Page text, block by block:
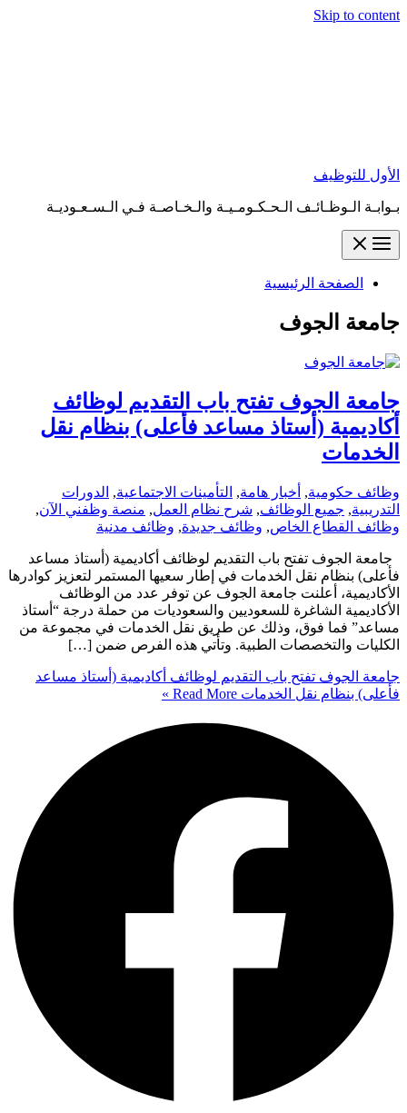
Skip to content
الأول للتوظيف
بـوابـة الـوظـائـف الـحـكـومـيـة والـخـاصـة فـي الـسـعـوديـة
الصفحة الرئيسية
جامعة الجوف
جامعة الجوف تفتح باب التقديم لوظائف
أكاديمية (أستاذ مساعد فأعلى) بنظام نقل
الخدمات
وظائف حكومية, أخبار هامة, التأمينات الاجتماعية, الدورات
التدريبية, جميع الوظائف, شرح نظام العمل, منصة وظفني الآن,
وظائف القطاع الخاص, وظائف جديدة, وظائف مدنية
جامعة الجوف تفتح باب التقديم لوظائف أكاديمية (أستاذ مساعد
فأعلى) بنظام نقل الخدمات في إطار سعيها المستمر لتعزيز كوادرها
الأكاديمية، أعلنت جامعة الجوف عن توفر عدد من الوظائف
الأكاديمية الشاغرة للسعوديين والسعوديات من حملة درجة “أستاذ
مساعد” فما فوق، وذلك عن طريق نقل الخدمات في مجموعة من
الكليات والتخصصات الطبية. وتأتي هذه الفرص ضمن […]
جامعة الجوف تفتح باب التقديم لوظائف أكاديمية (أستاذ مساعد
فأعلى) بنظام نقل الخدمات